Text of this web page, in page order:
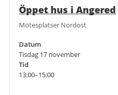
Öppet hus i Angered
Mötesplatser Nordost
Datum
Tisdag 17 november
Tid
13:00–15:00